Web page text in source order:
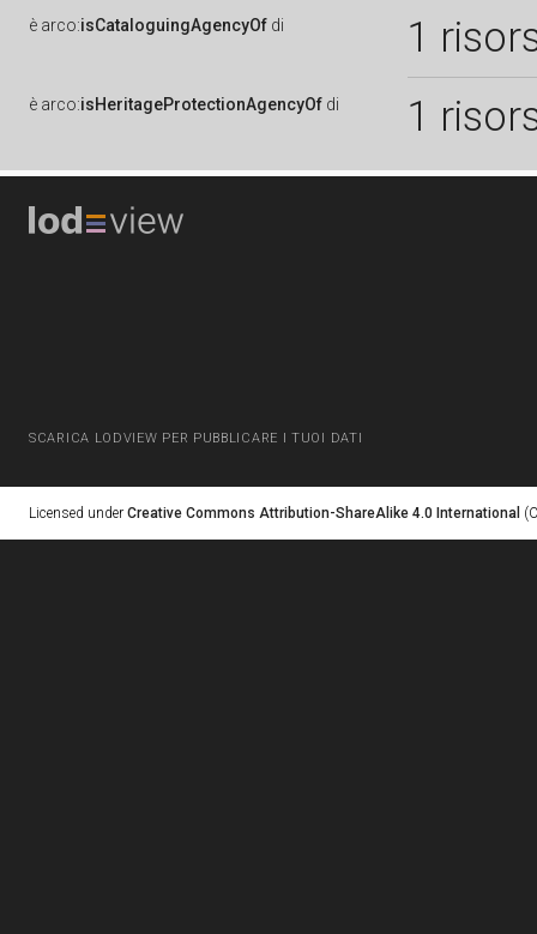
è arco:isCataloguingAgencyOf di 1
è arco:isHeritageProtectionAgencyOf di 1
SCARICA LODVIEW PER PUBBLICARE I TUOI DATI
Licensed under Creative Commons Attribution-ShareAlike 4.0 International